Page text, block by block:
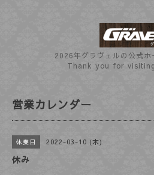
2026年グラヴェルの公式ホ
Thank you for
営業カレンダー
休業日 2022-03-10 (木)
休み